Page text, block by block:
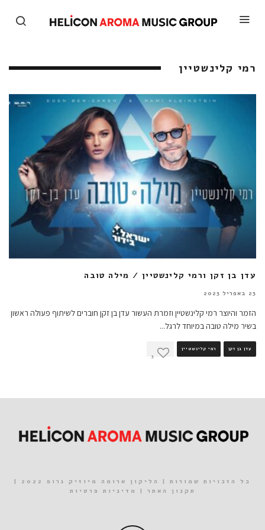
רמי קלינשטיין
עדן בן זקן ורמי קלינשטיין / מילה טובה
23 באפריל 2023
הזמר והיוצר רמי קלינשטיין וזמרת העשור עדן בן זקן חוברים לשיתוף פעולה ראשון
בשיר מילה טובה במיוחד לרגל...
עדן בן זקן רמי קלינשטיין
3
כל הזכויות שמורות | הליקון ארומה מיוזיק גרופ 2022 |
תקנון האתר | מדיניות פרטיות